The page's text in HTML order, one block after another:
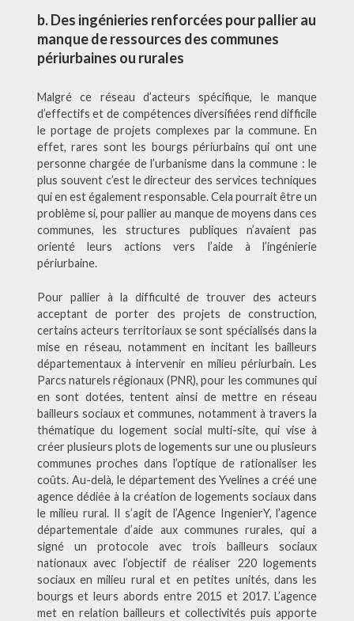
b. Des ingénieries renforcées pour pallier au
manque de ressources des communes
périurbaines ou rurales
Malgré ce réseau d’acteurs spécifique, le manque
d’effectifs et de compétences diversifiées rend difficile
le portage de projets complexes par la commune. En
effet, rares sont les bourgs périurbains qui ont une
personne chargée de l’urbanisme dans la commune : le
plus souvent c’est le directeur des services techniques
qui en est également responsable. Cela pourrait être un
problème si, pour pallier au manque de moyens dans ces
communes, les structures publiques n’avaient pas
orienté leurs actions vers l’aide à l’ingénierie
périurbaine.
Pour pallier à la difficulté de trouver des acteurs
acceptant de porter des projets de construction,
certains acteurs territoriaux se sont spécialisés dans la
mise en réseau, notamment en incitant les bailleurs
départementaux à intervenir en milieu périurbain. Les
Parcs naturels régionaux (PNR), pour les communes qui
en sont dotées, tentent ainsi de mettre en réseau
bailleurs sociaux et communes, notamment à travers la
thématique du logement social multi-site, qui vise à
créer plusieurs plots de logements sur une ou plusieurs
communes proches dans l’optique de rationaliser les
coûts. Au-delà, le département des Yvelines a créé une
agence dédiée à la création de logements sociaux dans
le milieu rural. Il s’agit de l’Agence IngenierY, l’agence
départementale d’aide aux communes rurales, qui a
signé un protocole avec trois bailleurs sociaux
nationaux avec l’objectif de réaliser 220 logements
sociaux en milieu rural et en petites unités, dans les
bourgs et leurs abords entre 2015 et 2017. L’agence
met en relation bailleurs et collectivités puis apporte